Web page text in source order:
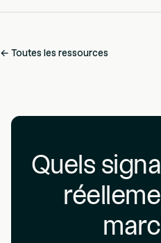
← Toutes les ressources
Quels